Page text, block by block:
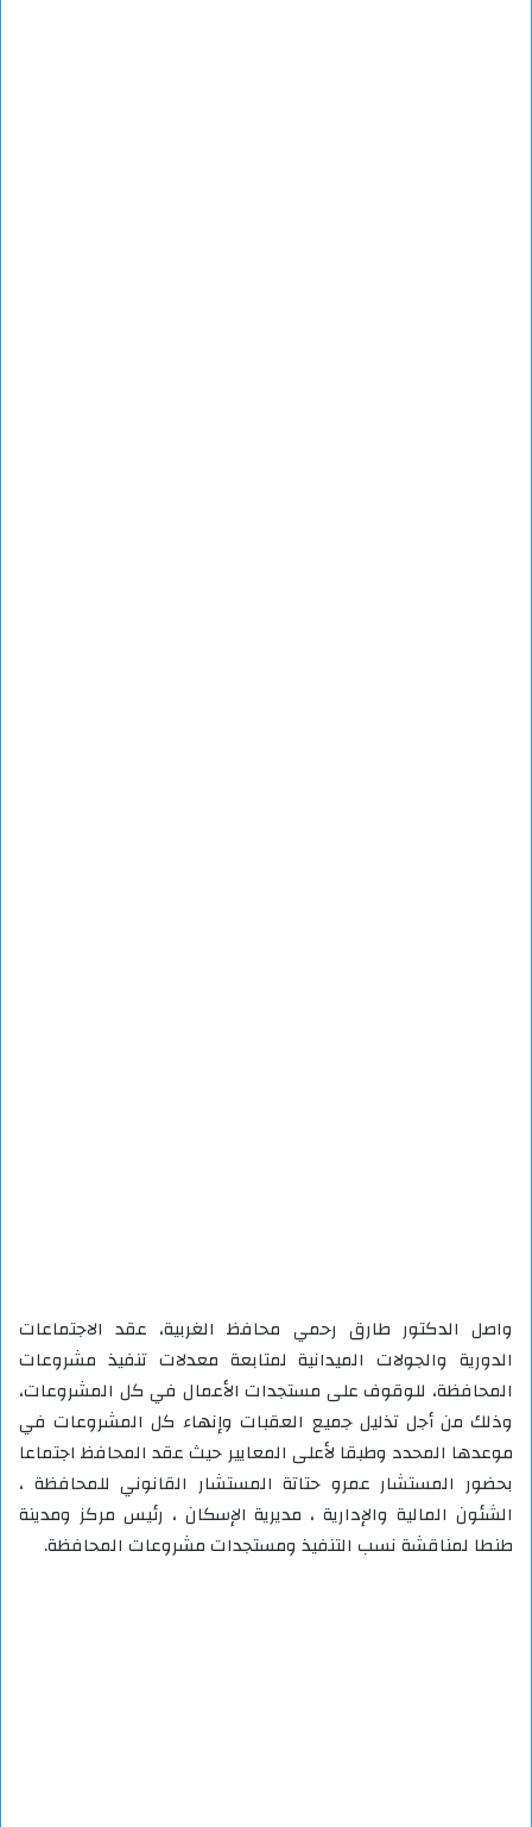
واصل الدكتور طارق رحمي محافظ الغربية، عقد الاجتماعات
الدورية والجولات الميدانية لمتابعة معدلات تنفيذ مشروعات
المحافظة، للوقوف على مستجدات الأعمال في كل المشروعات،
وذلك من أجل تذليل جميع العقبات وإنهاء كل المشروعات في
موعدها المحدد وطبقا لأعلى المعايير حيث عقد المحافظ اجتماعا
بحضور المستشار عمرو حتاتة المستشار القانوني للمحافظة ،
الشئون المالية والإدارية ، مديرية الإسكان ، رئيس مركز ومدينة
طنطا لمناقشة نسب التنفيذ ومستجدات مشروعات المحافظة.